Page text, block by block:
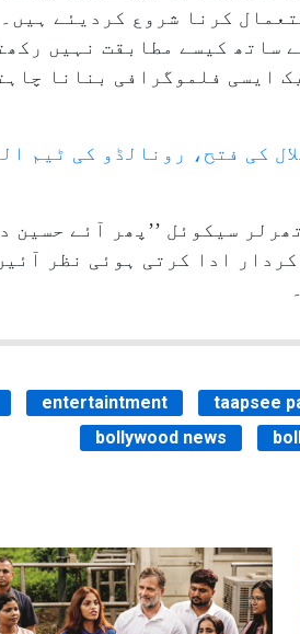
کرنا شروع کردیئے
ساتھ کیسے مطابقت نہیں
ایسی فلموگرافی بنانا
کی فتح، رونالڈو کی ٹیم
سیکوئل ’’پھر آئے حسین
ادا کرتی ہوئی نظر
entertaintment taapsee
bollywood news